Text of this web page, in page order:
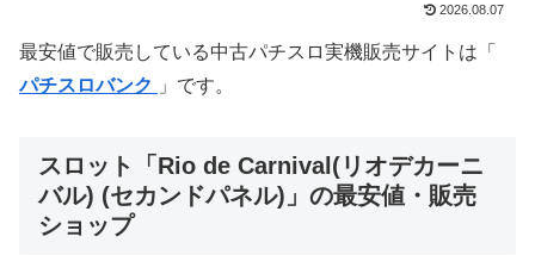
2026.08.07
最安値で販売している中古パチスロ実機販売サイトは「
パチスロバンク
」です。
スロット「Rio de Carnival(リオデカーニ
バル) (セカンドパネル)」の最安値・販売
ショップ